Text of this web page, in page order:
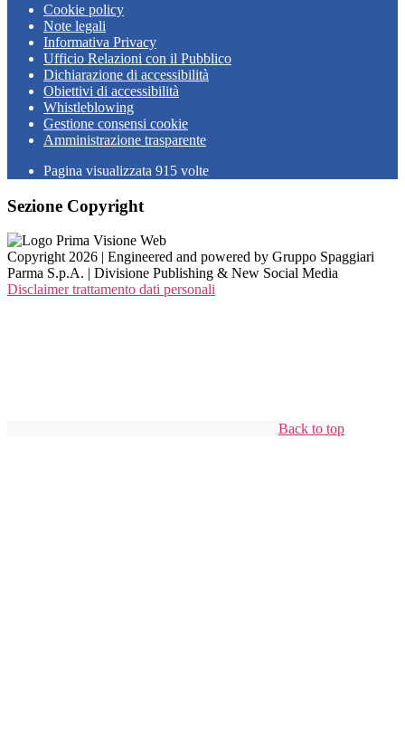
Cookie policy
Note legali
Informativa Privacy
Ufficio Relazioni con il Pubblico
Dichiarazione di accessibilità
Obiettivi di accessibilità
Whistleblowing
Gestione consensi cookie
Amministrazione trasparente
Pagina visualizzata 915 volte
Sezione Copyright
Copyright 2026 | Engineered and powered by Gruppo Spaggiari
Parma S.p.A. | Divisione Publishing & New Social Media
Disclaimer trattamento dati personali
Back to top